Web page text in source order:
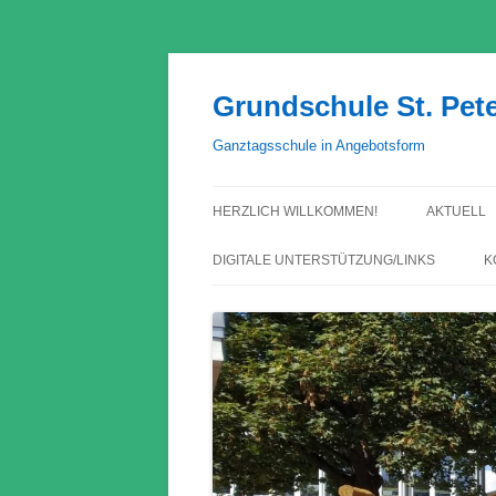
Grundschule St.
Ganztagsschule in Angebotsform
HERZLICH WILLKOMMEN! AKTUELL
DIGITALE UNTERSTÜTZUNG/LINKS